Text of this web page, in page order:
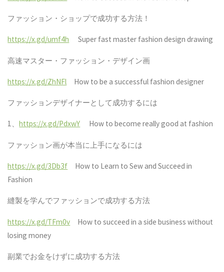
ファッション・ショップで成功する方法！
https://x.gd/umf4h Super fast master fashion design drawing
高速マスター・ファッション・デザイン画
https://x.gd/ZhNFl How to be a successful fashion designer
ファッションデザイナーとして成功するには
1、https://x.gd/PdxwY How to become really good at fashion
ファッション画が本当に上手になるには
https://x.gd/3Db3f
How to Learn to Sew and Succeed in
Fashion
縫製を学んでファッションで成功する方法
https://x.gd/TFm0v
How to succeed in a side business without
losing money
副業でお金をけずに成功する方法